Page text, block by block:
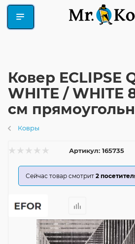
Ковер ECLIPSE
WHITE / WHITE
см
Ковры
Артикул: 165735
Сейчас товар смотрит 2